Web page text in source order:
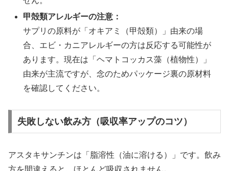
甲殻類アレルギーの注意：
サプリの原料が「オキアミ（甲殻類）」由来の場
合、エビ・カニアレルギーの方は反応する可能性が
あります。現在は「ヘマトコッカス藻（植物性）」
由来が主流ですが、念のためパッケージ裏の原材料
を確認してください。
失敗しない飲み方（吸収率アップのコツ）
アスタキサンチンは「脂溶性（油に溶ける）」です。飲み
方を間違えると、ほとんど吸収されません。